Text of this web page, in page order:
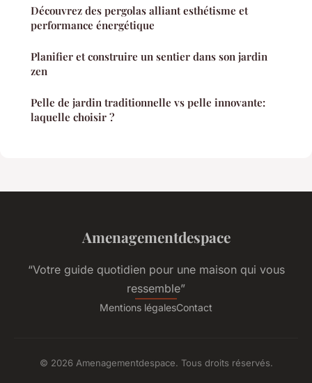
Découvrez des pergolas alliant esthétisme et
performance énergétique
Planifier et construire un sentier dans son jardin
zen
Pelle de jardin traditionnelle vs pelle innovante:
laquelle choisir ?
Amenagementdespace
“Votre guide quotidien pour une maison qui vous
ressemble”
Mentions légalesContact
© 2026 Amenagementdespace. Tous droits réservés.